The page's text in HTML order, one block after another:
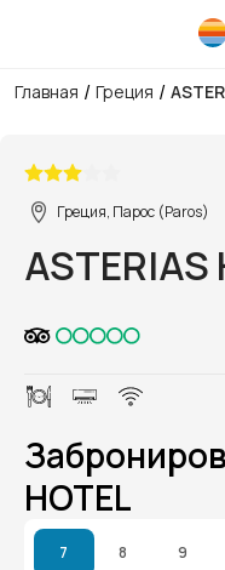
Главная / Греция /
Греция, Парос (Paros)
ASTERIAS
HOTEL
7 8 9